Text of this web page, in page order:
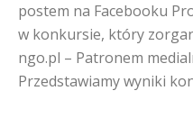
postem na Facebooku
w konkursie, który
ngo.pl – Patronem
Przedstawiamy wyniki